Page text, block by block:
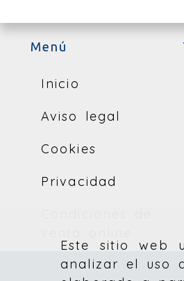
Este sitio web
analizar el uso
Menú
Inicio
Aviso legal
Cookies
Privacidad